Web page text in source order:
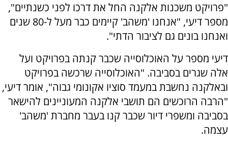
"פרויקט משכנות אלקנה החל את דרכו לפני כשנתיים",
מספר דיעי, "אנחנו 'משהב' קיימים כבר מעל ל-80 שנים
ואנחנו בונים גם לציבור הדתי".
דיעי מספר על האוכלוסייה שכבר קנתה בפרויקט ועל
אלה שגרים בסביבה. "האוכלוסייה שרכשה בפרויקט
ובאלקנה נחשבת במעמד סוציו אקונומי גבוה", אומר דיעי,
"הרבה הרוכשים הם תושבי אלקנה המעוניינים להישאר
בסביבה ומשפרי דיור שכבר קנו בעבר מחברת 'משהב'
עצמה.